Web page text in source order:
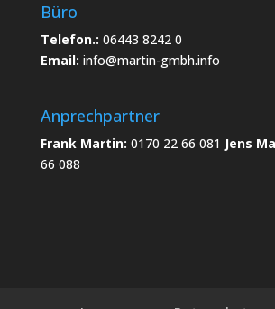
Büro
Telefon.: 06443 8242 0
Email: info@martin-gmbh.info
Anprechpartner
Frank Martin: 0170 22 66 081 Jens
66 088